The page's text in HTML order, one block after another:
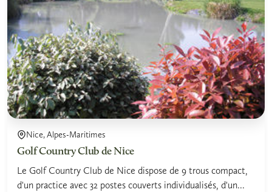
Nice, Alpes-Maritimes
Golf Country Club de Nice
Le Golf Country Club de Nice dispose de 9 trous compact,
d'un practice avec 32 postes couverts individualisés, d'un...